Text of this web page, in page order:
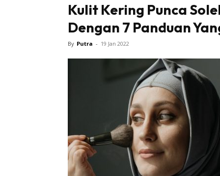
Kulit Kering Punca
Dengan 7 Panduan
By Putra - 19 Jan 2022